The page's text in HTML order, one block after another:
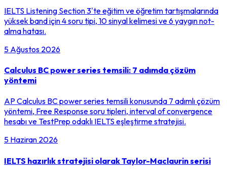
IELTS Listening Section 3'te eğitim ve öğretim tartışmalarında
yüksek band için 4 soru tipi, 10 sinyal kelimesi ve 6 yaygın not-
alma hatası.
5 Ağustos 2026
Calculus BC power series temsili: 7 adımda çözüm
yöntemi
AP Calculus BC power series temsili konusunda 7 adımlı çözüm
yöntemi, Free Response soru tipleri, interval of convergence
hesabı ve TestPrep odaklı IELTS eşleştirme stratejisi.
5 Haziran 2026
IELTS hazırlık stratejisi olarak Taylor-Maclaurin serisi